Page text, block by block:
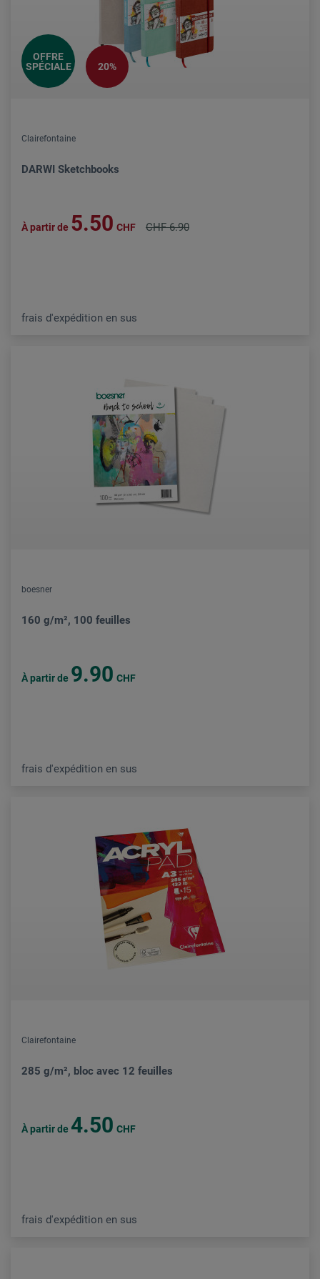
OFFRE
SPÉCIALE
20%
Clairefontaine
DARWI Sketchbooks
À partir de 5.50 CHF CHF 6.90
frais d'expédition en sus
boesner
160 g/m², 100 feuilles
À partir de 9.90 CHF
frais d'expédition en sus
Clairefontaine
285 g/m², bloc avec 12 feuilles
À partir de 4.50 CHF
frais d'expédition en sus